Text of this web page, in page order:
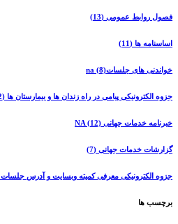
فصول روابط عمومی (13)
اساسنامه ها (11)
خواندنی های جلساتna(8)
جزوه الکترونیکی پیامی در راه زندان ها و بیمارستان ها (2)
خبرنامه خدمات جهانی NA (12)
گزارشات خدمات جهانی (7)
جزوه الکترونیکی معرفی کمیته وبسایت و آدرس جلسات
برچسب ها